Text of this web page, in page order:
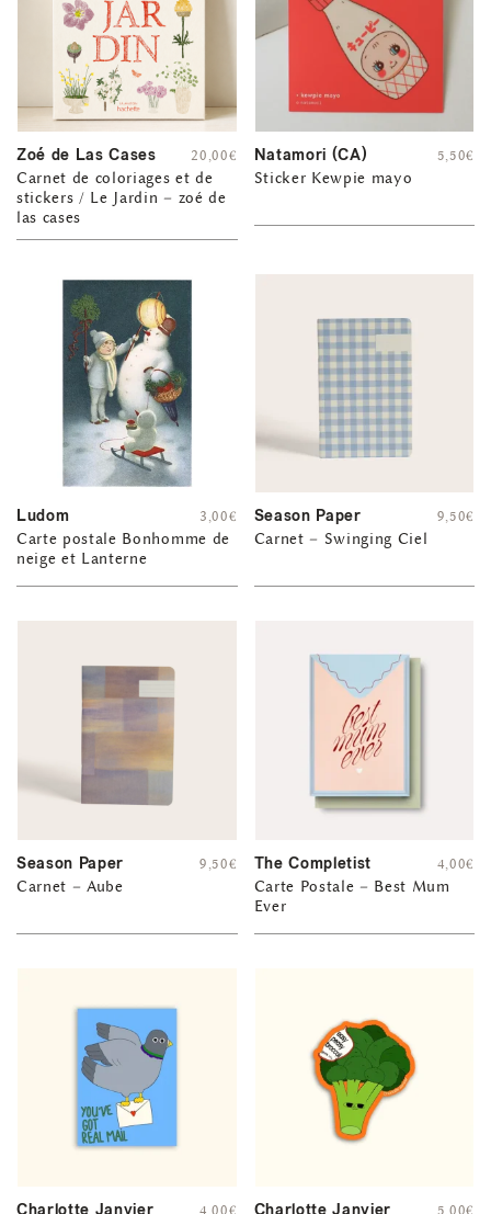
Zoé de Las Cases
Carnet de coloriages et de
stickers / Le Jardin – zoé de
las cases
20,00€ Natamori (CA)
Sticker Kewpie mayo
5,50€
Ludom
Carte postale Bonhomme de
neige et Lanterne
3,00€ Season Paper
Carnet – Swinging Ciel
9,50€
Season Paper
Carnet – Aube
9,50€ The Completist
Carte Postale – Best Mum
Ever
4,00€